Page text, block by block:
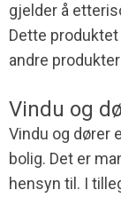
gjelder å
Dette
andre
Vindu og
Vindu og dører
bolig. Det er
hensyn til. I